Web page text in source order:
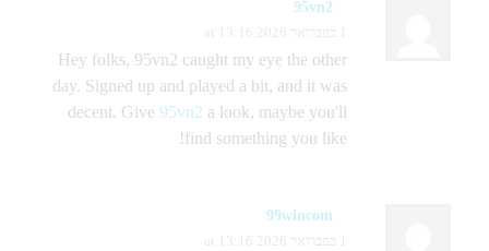
95vn2
1 בפברואר 2026 at 13:16
Hey folks, 95vn2 caught my eye the other
day. Signed up and played a bit, and it was
decent. Give 95vn2 a look, maybe you'll
find something you like!
99wincom
1 בפברואר 2026 at 13:16